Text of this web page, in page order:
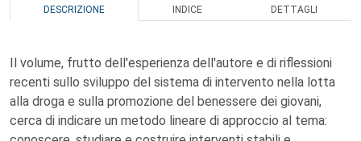
DESCRIZIONE INDICE DETTAGLI
Il volume, frutto dell'esperienza dell'autore e di riflessioni
recenti sullo sviluppo del sistema di intervento nella lotta
alla droga e sulla promozione del benessere dei giovani,
cerca di indicare un metodo lineare di approccio al tema: